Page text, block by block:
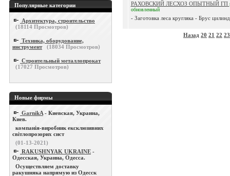
Популярные категории
Архитектура, строительство
(18114 Просмотров)
Техника, оборудование,
инструмент
(18034 Просмотров)
Строительный металлопрокат
(17027 Просмотров)
Новые фирмы
GarnikA - Киевская, Украина,
Киев.
компанія-виробник ексклюзивних
світлопрозорих сист
(01-13-2021)
RAKUSHNYAK UKRAINE -
Одесская, Украина, Одесса.
Осуществляем доставку
ракушняка напрямую из Одесск
РАХОВСКИЙ ЛЕСХОЗ ОПЫТНЫЙ ГП
обновленный
- Заготовка леса кругляка - Брус
Назад 20 21 22 23